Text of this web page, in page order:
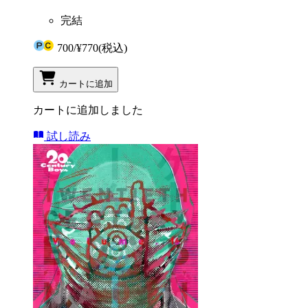
完結
700/¥770(税込)
カートに追加
カートに追加しました
試し読み